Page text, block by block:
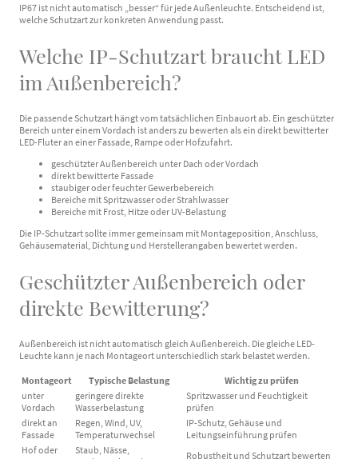
IP67 ist nicht automatisch „besser“ für jede Außenleuchte. Entscheidend ist,
welche Schutzart zur konkreten Anwendung passt.
Welche IP-Schutzart braucht LED
im Außenbereich?
Die passende Schutzart hängt vom tatsächlichen Einbauort ab. Ein geschützter
Bereich unter einem Vordach ist anders zu bewerten als ein direkt bewitterter
LED-Fluter an einer Fassade, Rampe oder Hofzufahrt.
geschützter Außenbereich unter Dach oder Vordach
direkt bewitterte Fassade
staubiger oder feuchter Gewerbebereich
Bereiche mit Spritzwasser oder Strahlwasser
Bereiche mit Frost, Hitze oder UV-Belastung
Die IP-Schutzart sollte immer gemeinsam mit Montageposition, Anschluss,
Gehäusematerial, Dichtung und Herstellerangaben bewertet werden.
Geschützter Außenbereich oder
direkte Bewitterung?
Außenbereich ist nicht automatisch gleich Außenbereich. Die gleiche LED-
Leuchte kann je nach Montageort unterschiedlich stark belastet werden.
Montageort Typische Belastung
Wichtig zu prüfen
unter
Vordach
geringere direkte
Wasserbelastung
Spritzwasser und Feuchtigkeit
prüfen
direkt an
Fassade
Regen, Wind, UV,
Temperaturwechsel
IP-Schutz, Gehäuse und
Leitungseinführung prüfen
Hof oder
Staub, Nässe,
Robustheit und Schutzart bewerten